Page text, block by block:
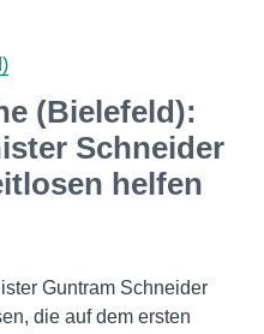
(Bielefeld):
Schneider
helfen
Guntram Schneider
die auf dem ersten